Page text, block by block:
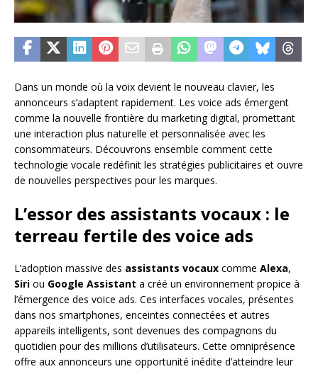
Dans un monde où la voix devient le nouveau clavier, les
annonceurs s’adaptent rapidement. Les voice ads émergent
comme la nouvelle frontière du marketing digital, promettant
une interaction plus naturelle et personnalisée avec les
consommateurs. Découvrons ensemble comment cette
technologie vocale redéfinit les stratégies publicitaires et ouvre
de nouvelles perspectives pour les marques.
L’essor des assistants vocaux : le
terreau fertile des voice ads
L’adoption massive des assistants vocaux comme Alexa,
Siri ou Google Assistant a créé un environnement propice à
l’émergence des voice ads. Ces interfaces vocales, présentes
dans nos smartphones, enceintes connectées et autres
appareils intelligents, sont devenues des compagnons du
quotidien pour des millions d’utilisateurs. Cette omniprésence
offre aux annonceurs une opportunité inédite d’atteindre leur